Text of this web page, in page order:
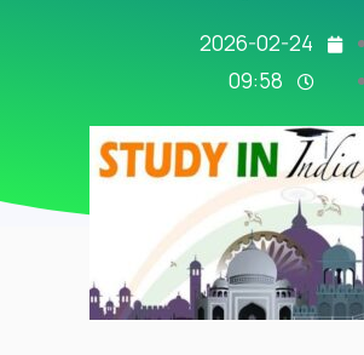
2026-02-24
09:58